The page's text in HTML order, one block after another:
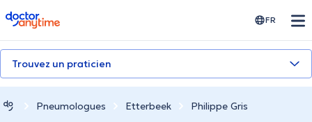
doctoranytime FR
Trouvez un praticien
Pneumologues Etterbeek Philippe Gris